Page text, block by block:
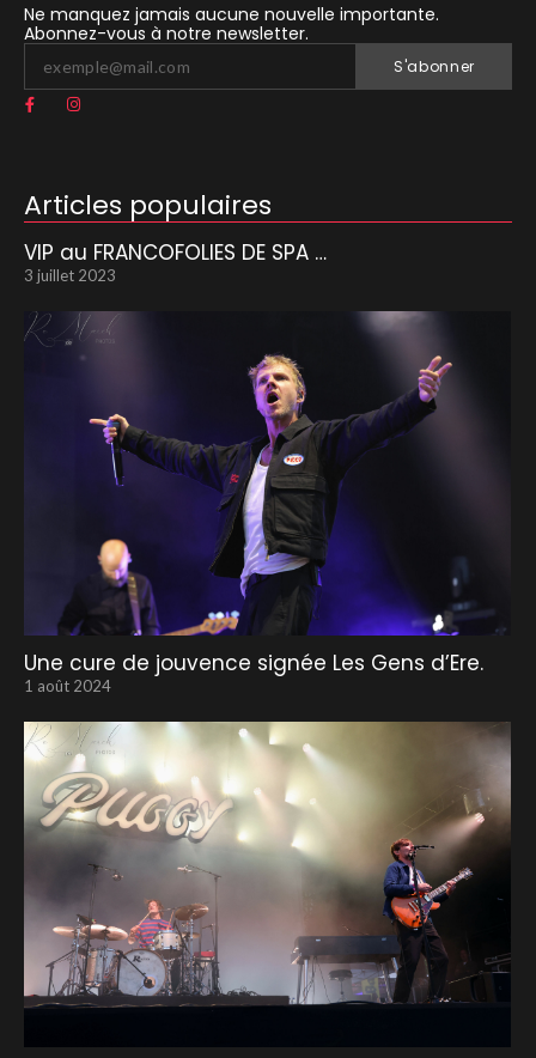
Ne manquez jamais aucune nouvelle importante.
Abonnez-vous à notre newsletter.
S'abonner
Articles populaires
VIP au FRANCOFOLIES DE SPA …
3 juillet 2023
Une cure de jouvence signée Les Gens d’Ere.
1 août 2024